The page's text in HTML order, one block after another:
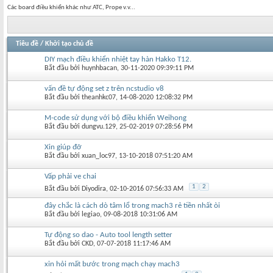
Các board điều khiển khác như ATC, Prope v.v...
Tiêu đề / Khởi tạo chủ đề
DIY mạch điều khiển nhiệt tay hàn Hakko T12.
Bắt đầu bởi huynhbacan‎, 30-11-2020 09:39:11 PM
vấn đề tự động set z trên ncstudio v8
Bắt đầu bởi theanhkc07‎, 14-08-2020 12:08:32 PM
M-code sử dụng với bộ điều khiển Weihong
Bắt đầu bởi dungvu.129‎, 25-02-2019 07:28:56 PM
Xin giúp đỡ
Bắt đầu bởi xuan_loc97‎, 13-10-2018 07:51:20 AM
Vấp phải ve chai
Bắt đầu bởi Diyodira‎, 02-10-2016 07:56:33 AM 1 2
đây chắc là cách dò tâm lổ trong mach3 rẻ tiền nhất òi
Bắt đầu bởi legiao‎, 09-08-2018 10:31:06 AM
Tự động so dao - Auto tool length setter
Bắt đầu bởi CKD‎, 07-07-2018 11:17:46 AM
xin hỏi mất bước trong mạch chạy mach3